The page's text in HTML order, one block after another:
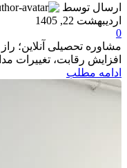
ارسال توسط
اردیبهشت 22, 1405
0
مشاوره تحصیلی آنلاین؛
افزایش رقابت، تغییرات
ادامه مطلب